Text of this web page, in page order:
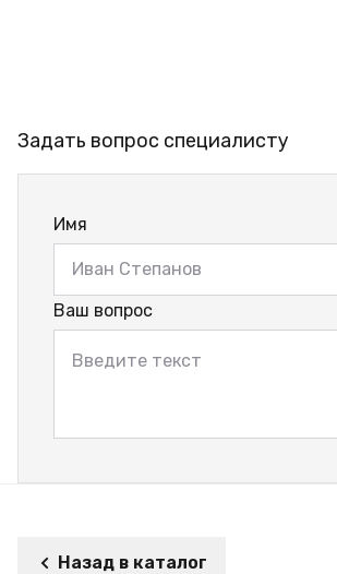
Задать вопрос специалисту
Имя
Ваш вопрос
Назад в каталог